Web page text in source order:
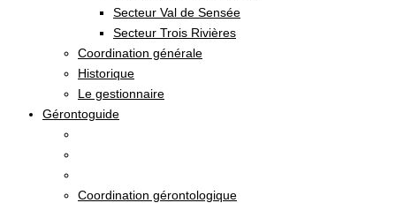
Secteur Val de Sensée
Secteur Trois Rivières
Coordination générale
Historique
Le gestionnaire
Gérontoguide
Coordination gérontologique